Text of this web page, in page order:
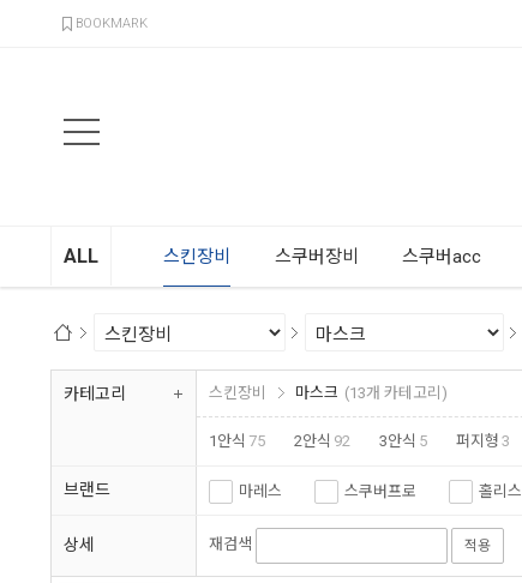
BOOKMARK
ALL 스킨장비 스쿠버장비 스쿠버acc
카테고리 스킨장비 마스크 (13개 카테고리)
1안식 75 2안식 92 3안식 5 퍼지형 3
스트랩커버
마스크케이스
브랜드 마레스 스쿠버프로 홀리스
상세 재검색 적용